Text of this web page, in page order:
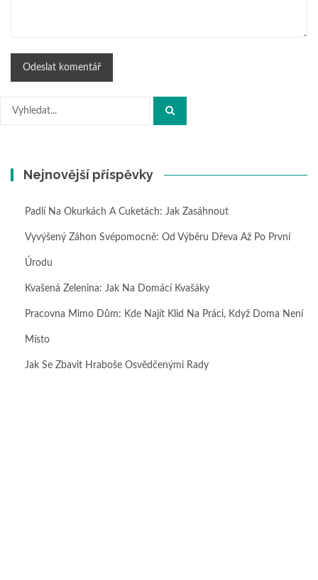
Hledat:
Nejnovější příspěvky
Padlí Na Okurkách A Cuketách: Jak Zasáhnout
Vyvýšený Záhon Svépomocně: Od Výběru Dřeva Až Po První
Úrodu
Kvašená Zelenina: Jak Na Domácí Kvašáky
Pracovna Mimo Dům: Kde Najít Klid Na Práci, Když Doma Není
Místo
Jak Se Zbavit Hraboše Osvědčenými Rady